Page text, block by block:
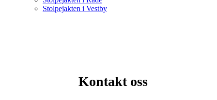
Stolpejakten i Vestby
Kontakt oss